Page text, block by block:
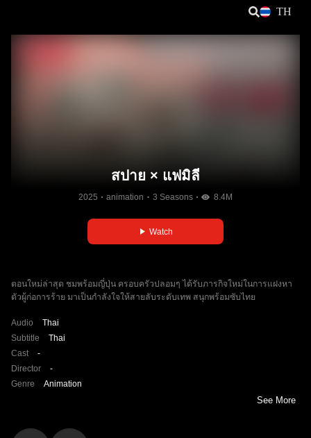
TH
สปาย × แฟมิลี
2025 animation 3 Seasons 8.4M
Watch
ตอนใหม่ล่าสุด ชมพร้อมญี่ปุ่น ครอบครัวปลอมๆ ได้รับภารกิจใหม่ในการแฝงหา
ตัวผู้ก่อการร้าย มาเป็นกำลังใจให้สายลับระดับเทพ สนุกพร้อมซับไทย
Audio
Thai
Subtitle
Thai
Cast
-
Director
-
Genre
Animation
See More